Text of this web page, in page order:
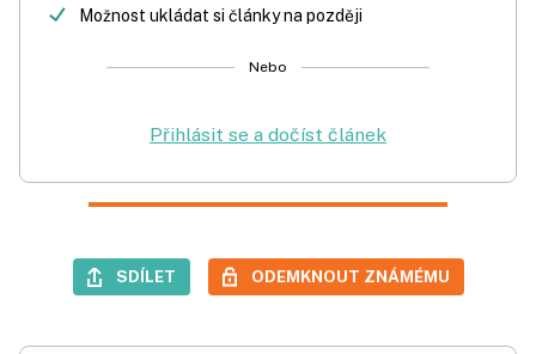
Možnost ukládat si články na později
Nebo
Přihlásit se a dočíst článek
SDÍLET ODEMKNOUT ZNÁMÉMU